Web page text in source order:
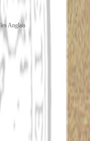
Anglais